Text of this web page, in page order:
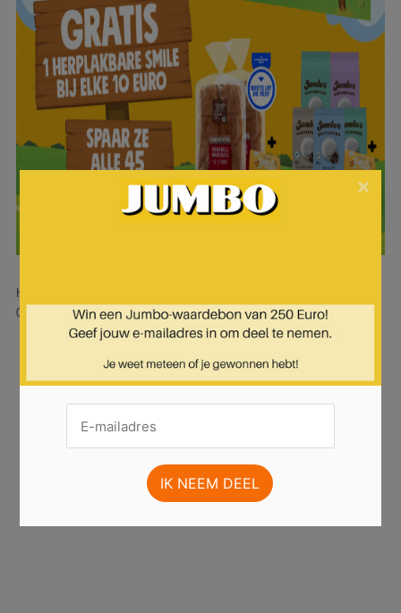
Hier is pagina 17 van 19 pagina's van de Jumbo folder, geldig van
05.02.2025 tot 11.02.2025.
×